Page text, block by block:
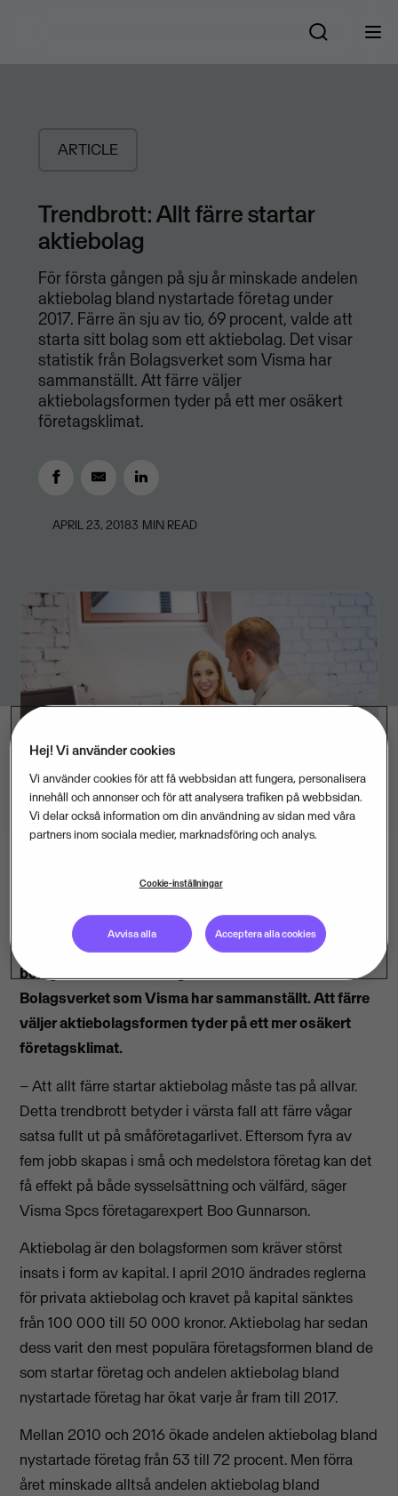
ARTICLE
Trendbrott: Allt färre startar
aktiebolag
För första gången på sju år minskade andelen
aktiebolag bland nystartade företag under
2017. Färre än sju av tio, 69 procent, valde att
starta sitt bolag som ett aktiebolag. Det visar
statistik från Bolagsverket som Visma har
sammanställt. Att färre väljer
aktiebolagsformen tyder på ett mer osäkert
företagsklimat.
APRIL 23, 20183 MIN READ
aktiebolag bland nystartade företag under 2017.
Färre än sju av tio, 69 procent, valde att starta sitt
bolag som ett aktiebolag. Det visar statistik från
Bolagsverket som Visma har sammanställt. Att färre
väljer aktiebolagsformen tyder på ett mer osäkert
företagsklimat.
– Att allt färre startar aktiebolag måste tas på allvar.
Detta trendbrott betyder i värsta fall att färre vågar
satsa fullt ut på småföretagarlivet. Eftersom fyra av
fem jobb skapas i små och medelstora företag kan det
få effekt på både sysselsättning och välfärd, säger
Visma Spcs företagarexpert Boo Gunnarson.
Aktiebolag är den bolagsformen som kräver störst
insats i form av kapital. I april 2010 ändrades reglerna
för privata aktiebolag och kravet på kapital sänktes
från 100 000 till 50 000 kronor. Aktiebolag har sedan
dess varit den mest populära företagsformen bland de
som startar företag och andelen aktiebolag bland
nystartade företag har ökat varje år fram till 2017.
Mellan 2010 och 2016 ökade andelen aktiebolag bland
nystartade företag från 53 till 72 procent. Men förra
året minskade alltså andelen aktiebolag bland
Hej! Vi använder cookies
Vi använder cookies för att få webbsidan att fungera, personalisera
innehåll och annonser och för att analysera trafiken på webbsidan.
Vi delar också information om din användning av sidan med våra
partners inom sociala medier, marknadsföring och analys.
Cookie-inställningar
Avvisa alla Acceptera alla cookies